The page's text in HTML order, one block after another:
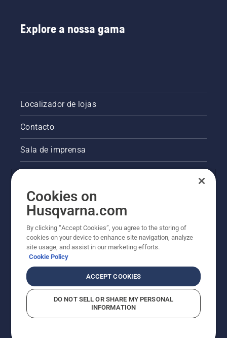
Explore a nossa gama
Localizador de lojas
Contacto
Sala de imprensa
Outros websites da Husqvarna
A abordagem da Husqvarna à sustentabilidade
Cookies on
Husqvarna.com
By clicking “Accept Cookies”, you agree to the storing of
cookies on your device to enhance site navigation, analyze
site usage, and assist in our marketing efforts.
Cookie Policy
ACCEPT COOKIES
DO NOT SELL OR SHARE MY PERSONAL
INFORMATION